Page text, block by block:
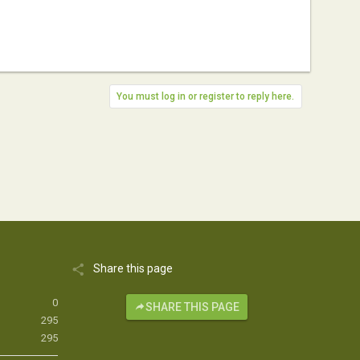
You must log in or register to reply here.
0
295
295
Share this page
SHARE THIS PAGE